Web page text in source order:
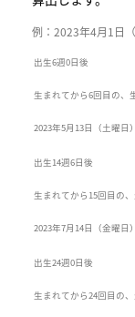
例：2023年4月1日
出生6週0日後
生まれてから6回目の、
2023年5月13日（土曜日）
出生14週6日後
生まれてから15回目の
2023年7月14日（金曜日）
出生24週0日後
生まれてから24回目の